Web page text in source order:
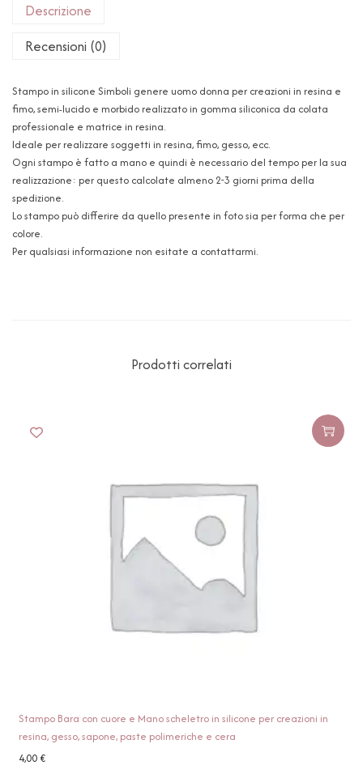
Descrizione
Recensioni (0)
Stampo in silicone Simboli genere uomo donna per creazioni in resina e
fimo, semi-lucido e morbido realizzato in gomma siliconica da colata
professionale e matrice in resina.
Ideale per realizzare soggetti in resina, fimo, gesso, ecc.
Ogni stampo è fatto a mano e quindi è necessario del tempo per la sua
realizzazione: per questo calcolate almeno 2-3 giorni prima della
spedizione.
Lo stampo può differire da quello presente in foto sia per forma che per
colore.
Per qualsiasi informazione non esitate a contattarmi.
Prodotti correlati
Stampo Bara con cuore e Mano scheletro in silicone per creazioni in
resina, gesso, sapone, paste polimeriche e cera
4,00€